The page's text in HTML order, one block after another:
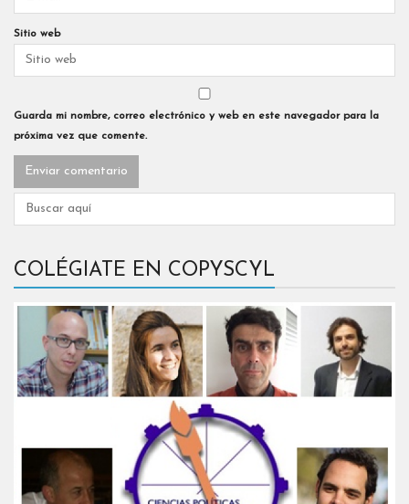
Sitio web
Guarda mi nombre, correo electrónico y web en este navegador para la
próxima vez que comente.
COLÉGIATE EN COPYSCYL